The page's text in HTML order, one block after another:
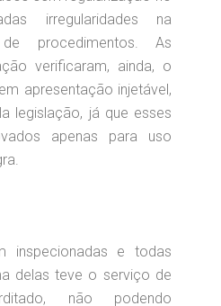
irregularidades na
de procedimentos. As
verificaram, ainda, o
apresentação injetável,
legislação, já que esses
apenas para uso
inspecionadas e todas
delas teve o serviço de
não podendo